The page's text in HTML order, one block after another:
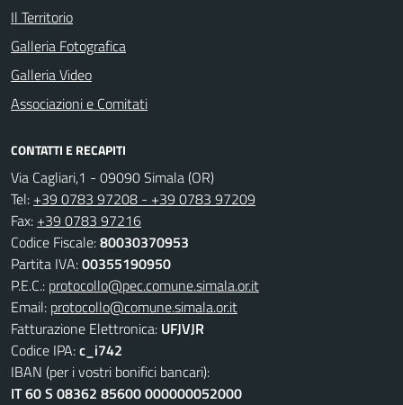
Il Territorio
Galleria Fotografica
Galleria Video
Associazioni e Comitati
CONTATTI E RECAPITI
Via Cagliari,1 - 09090 Simala (OR)
Tel: +39 0783 97208 - +39 0783 97209
Fax: +39 0783 97216
Codice Fiscale:80030370953
Partita IVA:00355190950
P.E.C.: protocollo@pec.comune.simala.or.it
Email: protocollo@comune.simala.or.it
Fatturazione Elettronica: UFJVJR
Codice IPA:c_i742
IBAN (per i vostri bonifici bancari):
IT 60 S 08362 85600 000000052000